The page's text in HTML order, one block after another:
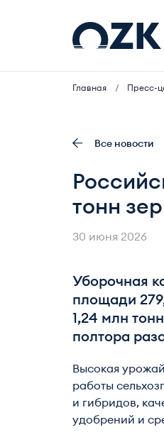
Главная Пресс-
Все новости
тонн
30 июня 2026
Уборочная
площади
1,24 млн
полтора
Высокая
работы
и гибридов,
удобрений и